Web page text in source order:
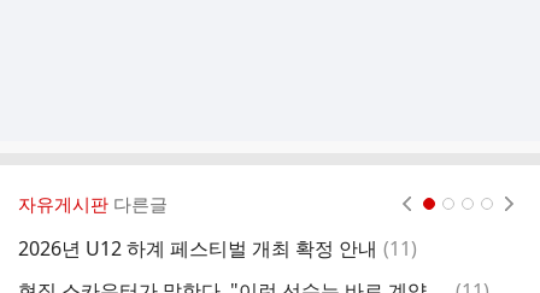
자유게시판 다른글
2026년 U12 하계 페스티벌 개최 확정 안내 댓
(11)